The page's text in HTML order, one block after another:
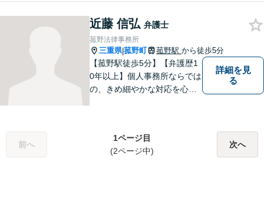
解決できる問題もありますの
で、 お気軽にご相談くださ
い。
近藤 信弘 弁護士
菰野法律事務所
三重県|菰野町 菰野駅 から徒歩5分
【菰野駅徒歩5分】【弁護歴1
0年以上】個人事務所ならでは
の、きめ細やかな対応を心が
行います！【完全個室】
詳細を見
る
前へ
1ページ目
(2ページ中)
次へ